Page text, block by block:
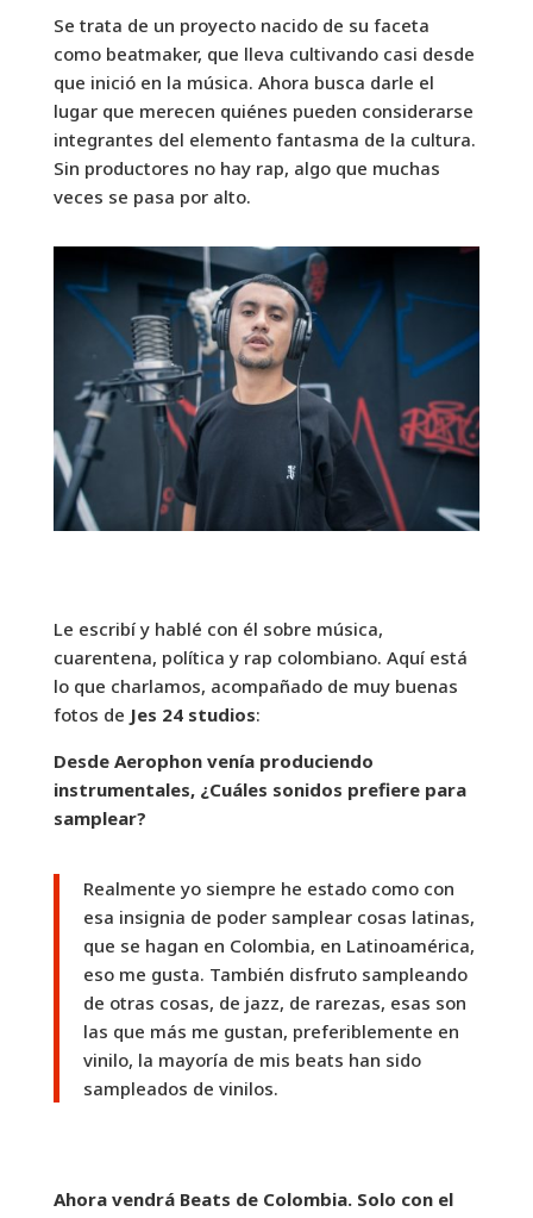
Se trata de un proyecto nacido de su faceta
como beatmaker, que lleva cultivando casi desde
que inició en la música. Ahora busca darle el
lugar que merecen quiénes pueden considerarse
integrantes del elemento fantasma de la cultura.
Sin productores no hay rap, algo que muchas
veces se pasa por alto.
Le escribí y hablé con él sobre música,
cuarentena, política y rap colombiano. Aquí está
lo que charlamos, acompañado de muy buenas
fotos de Jes 24 studios:
Desde Aerophon venía produciendo
instrumentales, ¿Cuáles sonidos prefiere para
samplear?
Realmente yo siempre he estado como con
esa insignia de poder samplear cosas latinas,
que se hagan en Colombia, en Latinoamérica,
eso me gusta. También disfruto sampleando
de otras cosas, de jazz, de rarezas, esas son
las que más me gustan, preferiblemente en
vinilo, la mayoría de mis beats han sido
sampleados de vinilos.
Ahora vendrá Beats de Colombia. Solo con el